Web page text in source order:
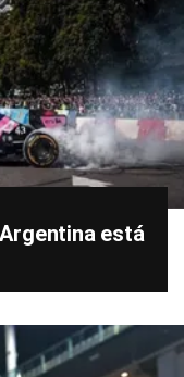
está